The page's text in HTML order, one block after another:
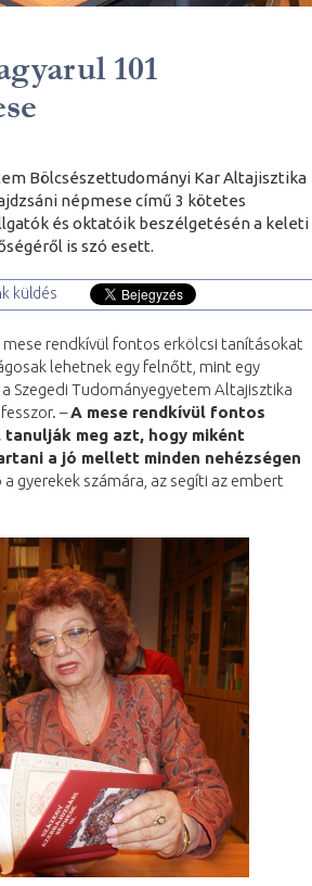
101
Bölcsészettudományi Kar Altajisztika
népmese című 3 kötetes
és oktatóik beszélgetésén a keleti
is szó esett.
küldés
mese rendkívül fontos erkölcsi tanításokat
lehetnek egy felnőtt, mint egy
a Szegedi Tudományegyetem Altajisztika
–A mese rendkívül fontos
meg azt, hogy miként
a jó mellett minden nehézségen
gyerekek számára, az segíti az embert